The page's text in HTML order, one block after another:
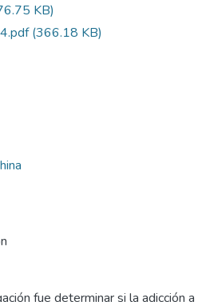
KB)
(366.18 KB)
fue determinar si la adicción a